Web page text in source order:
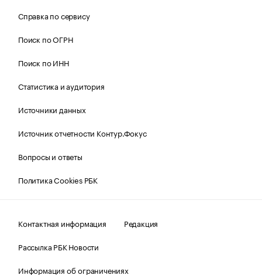
Справка по сервису
Поиск по ОГРН
Поиск по ИНН
Статистика и аудитория
Источники данных
Источник отчетности Контур.Фокус
Вопросы и ответы
Политика Cookies РБК
Контактная информация
Редакция
Рассылка РБК Новости
Информация об ограничениях